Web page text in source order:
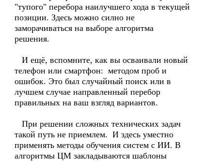
"тупого" перебора наилучшего хода в текущей
позиции. Здесь можно силно не
заморачиваться на выборе алгоритма
решения.
И ещё, вспомните, как вы осваивали новый
телефон или смартфон: методом проб и
ошибок. Это был случайный поиск или в
лучшем случае направленный перебор
правильных на ваш взгляд вариантов.
При решении сложных технических задач
такой путь не приемлем. И здесь уместно
применять методы обучения систем с ИИ. В
алгоритмы ЦМ закладываются шаблоны